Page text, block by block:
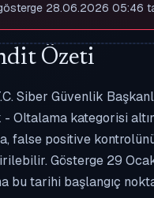
28.06.2026 05:46
Özeti
Siber Güvenlik
- Oltalama kategorisi
false positive
Gösterge 29 Ocak
bu tarihi başlangıç